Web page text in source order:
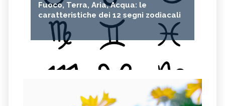
Fuoco, Terra, Aria, Acqua: le
caratteristiche dei 12 segni zodiacali